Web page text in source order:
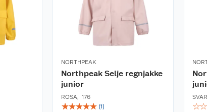
før vask. Ikke
etter vask. Heng
ikke
vi å redusere antall
en klut. Heng
levetiden på
unødvendig
NORTHPEAK
Northpeak Selje regnjakke
junior
ROSA, 176
☆☆☆☆☆ (1) ☆☆